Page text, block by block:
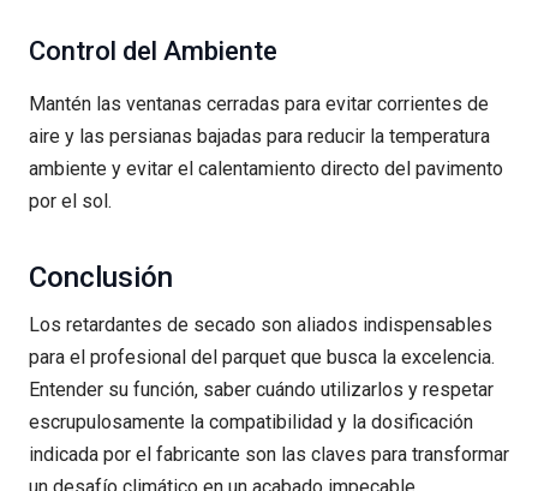
Control del Ambiente
Mantén las ventanas cerradas para evitar corrientes de
aire y las persianas bajadas para reducir la temperatura
ambiente y evitar el calentamiento directo del pavimento
por el sol.
Conclusión
Los retardantes de secado son aliados indispensables
para el profesional del parquet que busca la excelencia.
Entender su función, saber cuándo utilizarlos y respetar
escrupulosamente la compatibilidad y la dosificación
indicada por el fabricante son las claves para transformar